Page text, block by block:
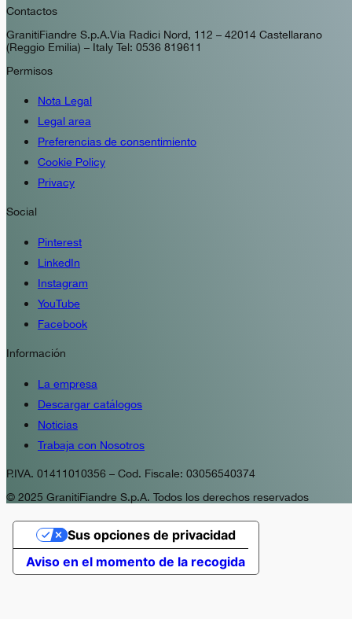
Contactos
GranitiFiandre S.p.A. Via Radici Nord, 112 – 42014 Castellarano
(Reggio Emilia) – Italy Tel: 0536 819611
Permisos
Nota Legal
Legal area
Preferencias de consentimiento
Cookie Policy
Privacy
Social
Pinterest
LinkedIn
Instagram
YouTube
Facebook
Información
La empresa
Descargar catálogos
Noticias
Trabaja con Nosotros
P.IVA. 01411010356 – Cod. Fiscale: 03056540374
© 2025 GranitiFiandre S.p.A. Todos los derechos reservados
Aviso en el momento de la recogida
Sus opciones de privacidad